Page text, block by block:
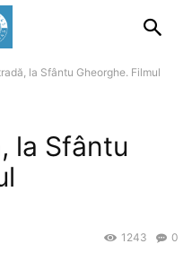
la Sfântu Gheorghe. Filmul
la Sfântu
0
1243